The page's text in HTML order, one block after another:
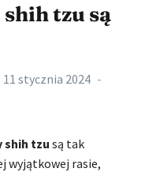
tzu są
11 stycznia 2024
shih tzu są tak
wyjątkowej rasie,